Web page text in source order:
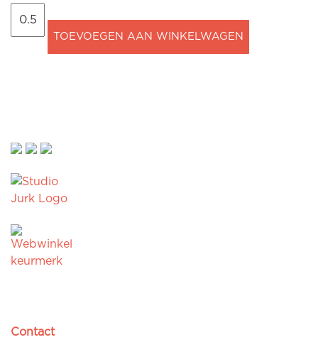
TOEVOEGEN AAN WINKELWAGEN
Contact